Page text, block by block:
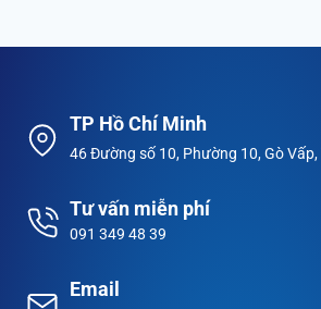
TP Hồ Chí Minh
46 Đường số 10, Phường 10, Gò Vấp,
Tư vấn miễn phí
091 349 48 39
Email